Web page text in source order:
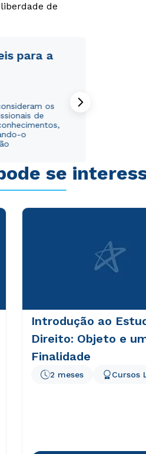
de
para a
os
de
o
se
Introdução ao
Direito: Objeto e
Finalidade
2 meses Cursos
ou
ou